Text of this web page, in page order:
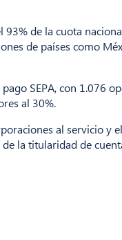
de la cuota
de países como
SEPA, con 1.076
al 30%.
al servicio y
la titularidad de